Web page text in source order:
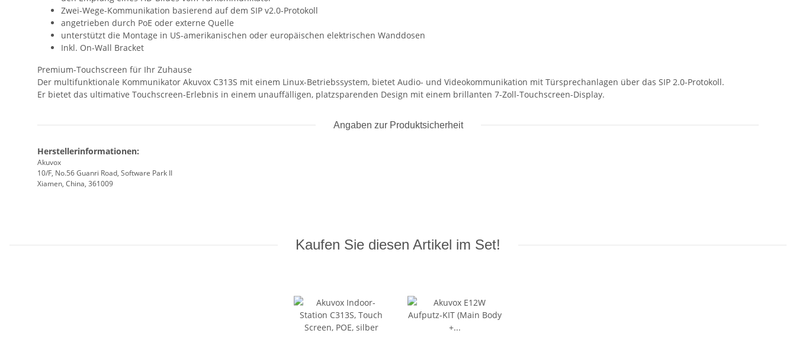
Zwei-Wege-Kommunikation basierend auf dem SIP v2.0-Protokoll
angetrieben durch PoE oder externe Quelle
unterstützt die Montage in US-amerikanischen oder europäischen elektrischen Wanddosen
Inkl. On-Wall Bracket
Premium-Touchscreen für Ihr Zuhause
Der multifunktionale Kommunikator Akuvox C313S mit einem Linux-Betriebssystem, bietet Audio- und Videokommunikation mit Türsprechanlagen über das SIP 2.0-Protokoll.
Er bietet das ultimative Touchscreen-Erlebnis in einem unauffälligen, platzsparenden Design mit einem brillanten 7-Zoll-Touchscreen-Display.
Angaben zur Produktsicherheit
Herstellerinformationen:
Akuvox
10/F, No.56 Guanri Road, Software Park II
Xiamen, China, 361009
Kaufen Sie diesen Artikel im Set!